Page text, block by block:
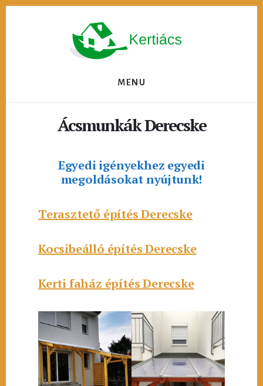
MENU
Ácsmunkák Derecske
Egyedi igényekhez egyedi
megoldásokat nyújtunk!
Terasztető építés Derecske
Kocsibeálló építés Derecske
Kerti faház építés Derecske